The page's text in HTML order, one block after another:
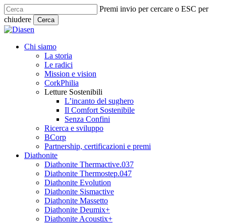
Skip
to
main
content
Premi invio per cercare o ESC per
chiudere
Cerca
Close
search
Menu
Chi siamo
La storia
Le radici
Mission e vision
CorkPhilia
Letture Sostenibili
L’incanto del sughero
Il Comfort Sostenibile
Senza Confini
Ricerca e sviluppo
BCorp
Partnership, certificazioni e premi
Diathonite
Diathonite Thermactive.037
Diathonite Thermostep.047
Diathonite Evolution
Diathonite Sismactive
Diathonite Massetto
Diathonite Deumix+
Diathonite Acoustix+